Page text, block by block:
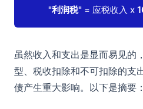
"利润税" = 应税收入 x
虽然收入和支出是显而易见的
型、税收扣除和不可扣除的支
债产生重大影响。以下是摘要：